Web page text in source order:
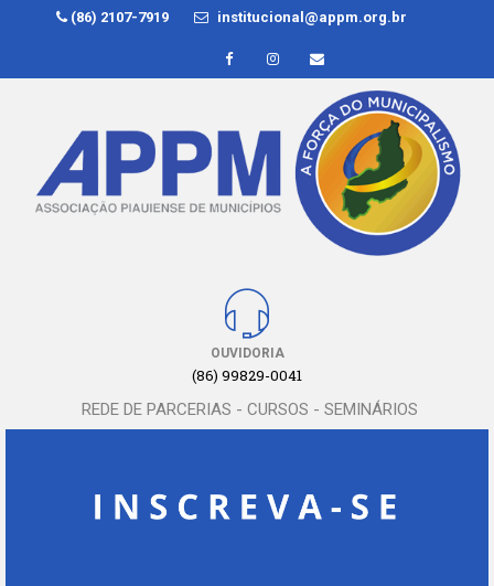
(86) 2107-7919 institucional@appm.org.br
OUVIDORIA
(86) 99829-0041
REDE DE PARCERIAS - CURSOS - SEMINÁRIOS